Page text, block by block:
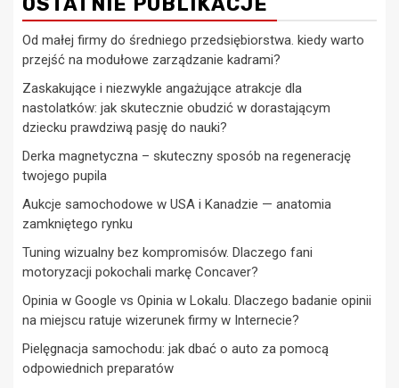
Od małej firmy do średniego przedsiębiorstwa. kiedy warto
przejść na modułowe zarządzanie kadrami?
Zaskakujące i niezwykle angażujące atrakcje dla
nastolatków: jak skutecznie obudzić w dorastającym
dziecku prawdziwą pasję do nauki?
Derka magnetyczna – skuteczny sposób na regenerację
twojego pupila
Aukcje samochodowe w USA i Kanadzie — anatomia
zamkniętego rynku
Tuning wizualny bez kompromisów. Dlaczego fani
motoryzacji pokochali markę Concaver?
Opinia w Google vs Opinia w Lokalu. Dlaczego badanie opinii
na miejscu ratuje wizerunek firmy w Internecie?
Pielęgnacja samochodu: jak dbać o auto za pomocą
odpowiednich preparatów